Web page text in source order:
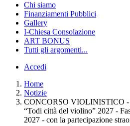
Chi siamo
Finanziamenti Pubblici
Gallery
I-Chiesa Consolazione
ART BONUS
Tutti gli argomenti...
Accedi
Home
Notizie
CONCORSO VIOLINISTICO -
“Todi città del violino” 2027 -
2027 - con la partecipazione